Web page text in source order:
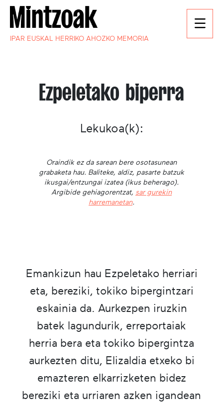
IPAR EUSKAL HERRIKO AHOZKO MEMORIA
Ezpeletako biperra
Lekukoa(k):
Oraindik ez da sarean bere osotasunean
grabaketa hau. Baliteke, aldiz, pasarte batzuk
ikusgai/entzungai izatea (ikus beherago).
Argibide gehiagorentzat, sar gurekin
harremanetan.
Emankizun hau Ezpeletako herriari
eta, bereziki, tokiko bipergintzari
eskainia da. Aurkezpen iruzkin
batek lagundurik, erreportaiak
herria bera eta tokiko bipergintza
aurkezten ditu, Elizaldia etxeko bi
emazteren elkarrizketen bidez
bereziki eta urriaren azken igandean